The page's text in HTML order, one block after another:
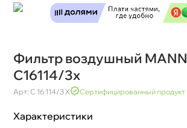
Фильтр воздушный MANN
C16114/3x
Арт: C 16 114/3 Х Сертифицированный продукт
Характеристики
Самовывоз